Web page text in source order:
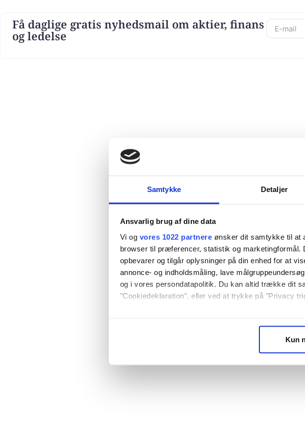
Samtykke Detaljer
Ansvarlig brug af dine data
Vi og vores 1022 partnere ønsker dit samtykke til at
browser til præferencer, statistik og
opbevarer og tilgår oplysninger på din enhed for at
annonce- og indholdsmåling, lave
og i vores persondatapolitik. Du kan altid trække dit
"Cookiedeklaration", eller ved at trykke på "Privacy
Identificere din enhed baseret på en
Kun
Få daglige gratis nyhedsmail om aktier, finans
og ledelse